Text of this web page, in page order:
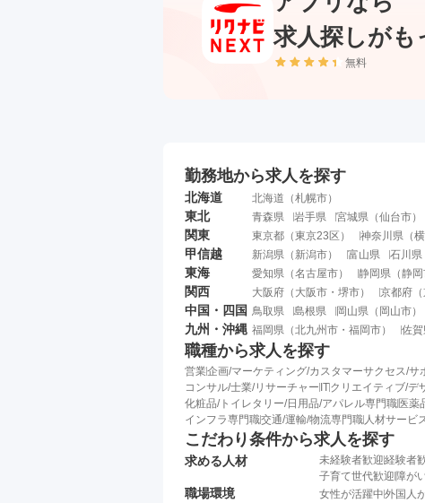
求人探しがも
無料
勤務地から求人を探す
北海道 北海道 （札幌市）
東北 青森県 岩手県 宮城県 （仙台市）
関東 東京都 （東京23区 ） 神奈川県 （
甲信越 新潟県 （ 新潟市） 富山県 石川県
東海 愛知県 （名古屋市） 静岡県 （静
関西 大阪府 （ 大阪市 ・ 堺市） 京都府 （
中国・四国 鳥取県 島根県 岡山県 （ 岡山市）
九州・沖縄 福岡県 （北九州市 ・ 福岡市） 佐賀
職種から求人を探す
営業企画/マーケティング/カスタマーサクセス/サ
コンサル/士業/リサーチャー ITクリエイティブ/デ
化粧品/トイレタリー/日用品/アパレル専門職 医薬
インフラ専門職交通/運輸/物流専門職 人材サービ
こだわり条件から求人を探す
求める人材 未経験者歓迎経験者
子育て世代歓迎 障が
職場環境 女性が活躍中外国人